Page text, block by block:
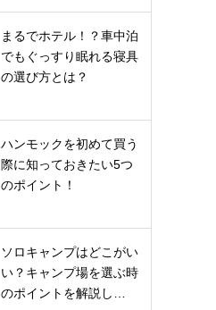
まるでホテル！？車中泊
でもぐっすり眠れる寝具
の選び方とは？
ハンモックを初めて買う
際に知っておきたい5つ
のポイント！
ソロキャンプはどこがい
い？キャンプ場を選ぶ時
のポイントを解説し…